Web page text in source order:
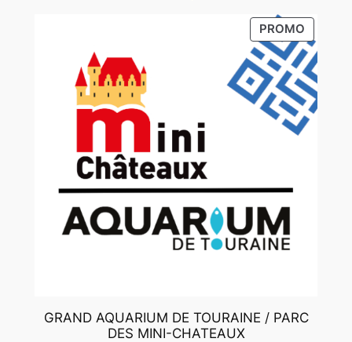
103,00 €
PROMO
EN
GRAND AQUARIUM DE TOURAINE / PARC
DES MINI-CHATEAUX